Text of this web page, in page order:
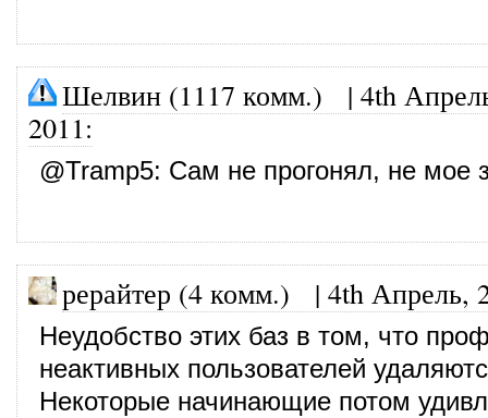
Шелвин (1117 комм.) | 4th
2011:
@Tramp5: Сам не прогонял, не мое
рерайтер (4 комм.) | 4th Апрель,
Неудобство этих баз в том, что
неактивных пользователей
Некоторые начинающие потом